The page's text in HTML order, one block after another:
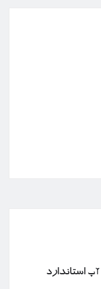
آپ استاندارد